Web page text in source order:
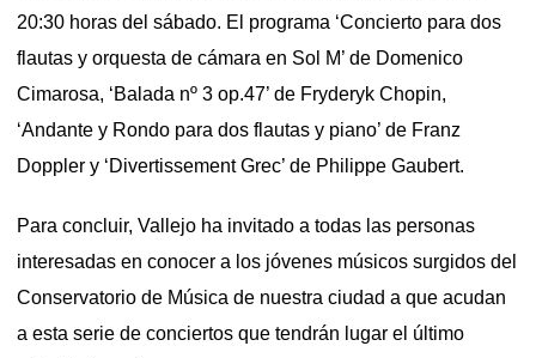
20:30 horas del sábado. El programa ‘Concierto para dos
flautas y orquesta de cámara en Sol M’ de Domenico
Cimarosa, ‘Balada nº 3 op.47’ de Fryderyk Chopin,
‘Andante y Rondo para dos flautas y piano’ de Franz
Doppler y ‘Divertissement Grec’ de Philippe Gaubert.
Para concluir, Vallejo ha invitado a todas las personas
interesadas en conocer a los jóvenes músicos surgidos del
Conservatorio de Música de nuestra ciudad a que acudan
a esta serie de conciertos que tendrán lugar el último